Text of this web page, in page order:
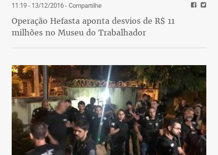
11:19 - 13/12/2016- Compartilhe
Operação Hefasta aponta desvios de R$ 11
milhões no Museu do Trabalhador